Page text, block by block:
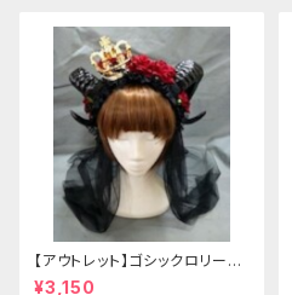
【アウトレット】ゴシックロリータ
ゴールドクラウン＆ホーン(ヴェ
¥3,150